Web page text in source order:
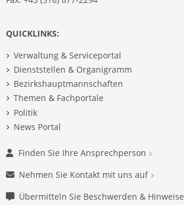
QUICKLINKS:
Verwaltung & Serviceportal
Dienststellen & Organigramm
Bezirkshauptmannschaften
Themen & Fachportale
Politik
News Portal
Finden Sie Ihre Ansprechperson
Nehmen Sie Kontakt mit uns auf
Übermitteln Sie Beschwerden & Hinweise